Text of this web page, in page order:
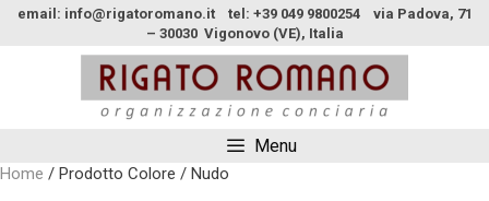
email: info@rigatoromano.it tel: +39 049 9800254 via Padova, 71
– 30030 Vigonovo (VE), Italia
Menu
Home / Prodotto Colore / Nudo